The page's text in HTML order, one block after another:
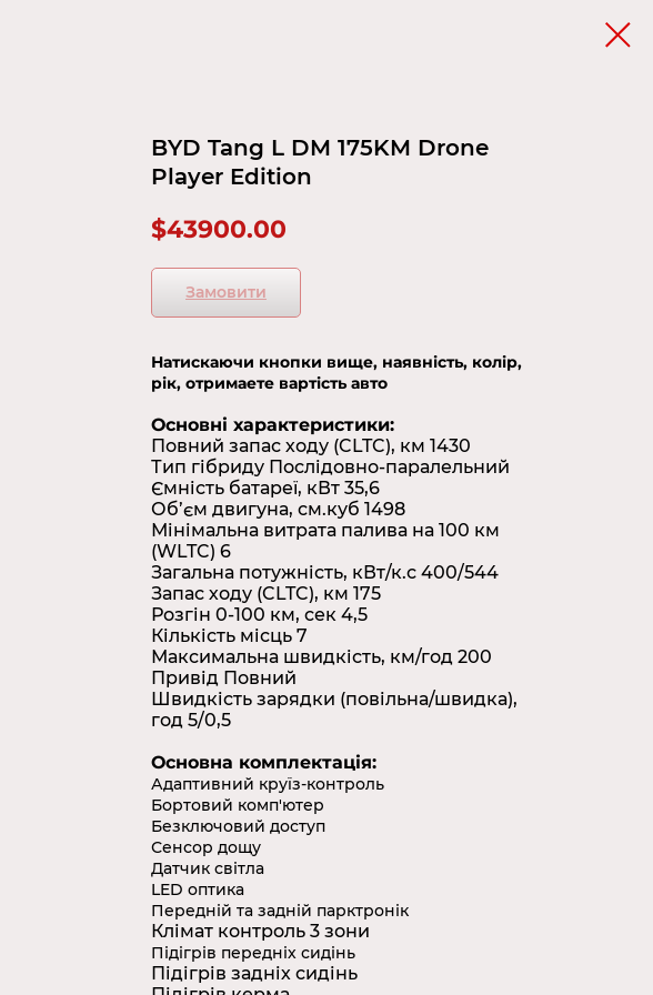
BYD Tang L DM 175KM Drone
Player Edition
$43900.00
Замовити
Натискаючи кнопки вище, наявність, колір,
рік, отримаете вартість авто
Основні характеристики:
Повний запас ходу (CLTC), км 1430
Тип гібриду Послідовно-паралельний
Ємність батареї, кВт 35,6
Об’єм двигуна, см.куб 1498
Мінімальна витрата палива на 100 км
(WLTC) 6
Загальна потужність, кВт/к.с 400/544
Запас ходу (CLTC), км 175
Розгін 0-100 км, сек 4,5
Кількість місць 7
Максимальна швидкість, км/год 200
Привід Повний
Швидкість зарядки (повільна/швидка),
год 5/0,5
Основна комплектація:
Адаптивний круїз-контроль
Бортовий комп'ютер
Безключовий доступ
Сенсор дощу
Датчик світла
LED оптика
Передній та задній парктронік
Клімат контроль 3 зони
Підігрів передніх сидінь
Підігрів задніх сидінь